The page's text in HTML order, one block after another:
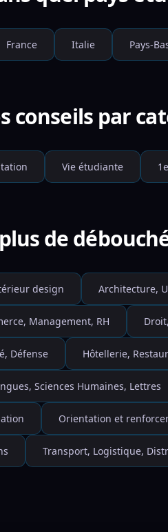
France Italie Pays-
conseils par
Vie étudiante
de
design Architecture,
Management, RH
Défense Hôtellerie,
Sciences Humaines, Lettres
Orientation et
Transport, Logistique,